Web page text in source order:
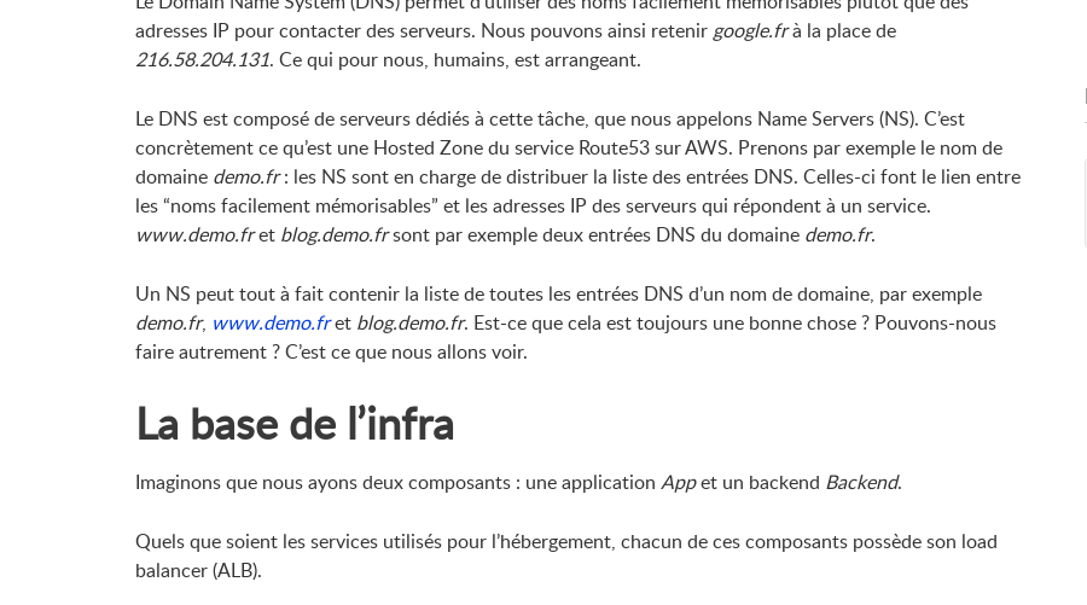
adresses IP pour contacter des serveurs. Nous pouvons ainsi retenir google.frà la place de
216.58.204.131. Ce qui pour nous, humains, est arrangeant.
Le DNS est composé de serveurs dédiés à cette tâche, que nous appelons Name Servers (NS). C’est
concrètement ce qu’est une Hosted Zone du service Route53 sur AWS. Prenons par exemple le nom de
domaine demo.fr: les NS sont en charge de distribuer la liste des entrées DNS. Celles-ci font le lien entre
les “noms facilement mémorisables” et les adresses IP des serveurs qui répondent à un service.
www.demo.fret blog.demo.frsont par exemple deux entrées DNS du domaine demo.fr.
Un NS peut tout à fait contenir la liste de toutes les entrées DNS d’un nom de domaine, par exemple
demo.fr, www.demo.fret blog.demo.fr. Est-ce que cela est toujours une bonne chose ? Pouvons-nous
faire autrement ? C’est ce que nous allons voir.
La base de l’infra
Imaginons que nous ayons deux composants : une application Appet un backend Backend.
Quels que soient les services utilisés pour l’hébergement, chacun de ces composants possède son load
balancer (ALB).